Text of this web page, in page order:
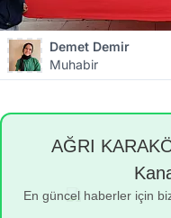
Demet Demir
Muhabir
AĞRI
En güncel haberler için